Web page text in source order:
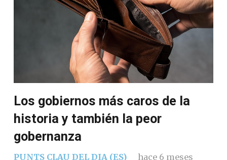
Los gobiernos más caros de la
historia y también la peor
gobernanza
PUNTS CLAU DEL DIA (ES) hace 6 meses